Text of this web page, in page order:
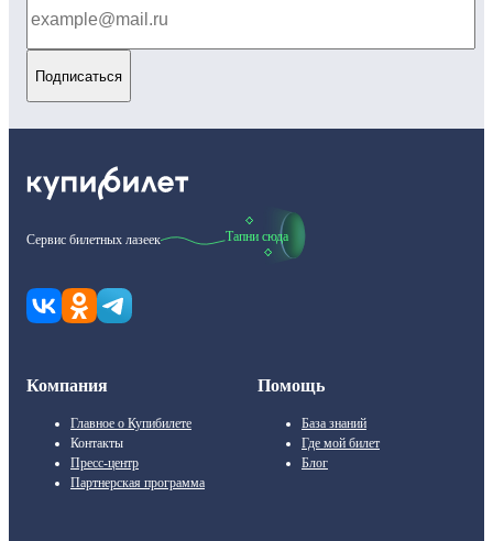
Подписаться
Сервис билетных лазеек Тапни сюда
Компания
Главное о Купибилете
Контакты
Пресс-центр
Партнерская программа
Помощь
База знаний
Где мой билет
Блог